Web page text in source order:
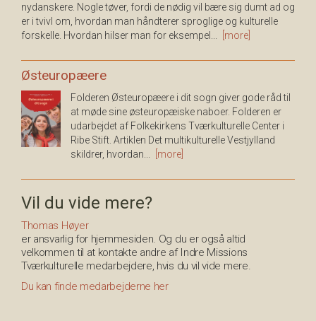
nydanskere. Nogle tøver, fordi de nødig vil bære sig dumt ad og
er i tvivl om, hvordan man håndterer sproglige og kulturelle
forskelle. Hvordan hilser man for eksempel...
[more]
Østeuropæere
Folderen Østeuropæere i dit sogn giver gode råd til
at møde sine østeuropæiske naboer. Folderen er
udarbejdet af Folkekirkens Tværkulturelle Center i
Ribe Stift. Artiklen Det multikulturelle Vestjylland
skildrer, hvordan...
[more]
Vil du vide mere?
Thomas Høyer
er ansvarlig for hjemmesiden. Og du er også altid
velkommen til at kontakte andre af Indre Missions
Tværkulturelle medarbejdere, hvis du vil vide mere.
Du kan finde medarbejderne her